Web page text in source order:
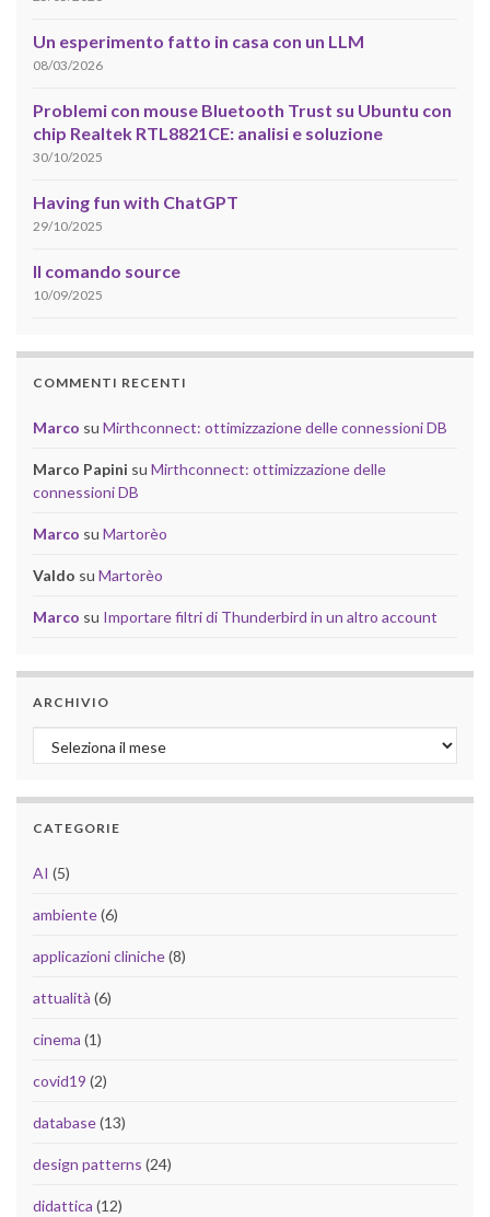
Un esperimento fatto in casa con un LLM
08/03/2026
Problemi con mouse Bluetooth Trust su Ubuntu con
chip Realtek RTL8821CE: analisi e soluzione
30/10/2025
Having fun with ChatGPT
29/10/2025
Il comando source
10/09/2025
COMMENTI RECENTI
Marco su Mirthconnect: ottimizzazione delle connessioni DB
Marco Papini su Mirthconnect: ottimizzazione delle
connessioni DB
Marco su Martorèo
Valdo su Martorèo
Marco su Importare filtri di Thunderbird in un altro account
ARCHIVIO
Archivio
CATEGORIE
AI (5)
ambiente(6)
applicazioni cliniche(8)
attualità (6)
cinema (1)
covid19 (2)
database(13)
design patterns (24)
didattica (12)